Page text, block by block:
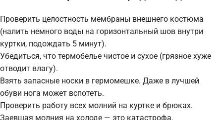
Проверить целостность мембраны внешнего костюма
(налить немного воды на горизонтальный шов внутри
куртки, подождать 5 минут).
Убедиться, что термобелье чистое и сухое (грязное хуже
отводит влагу).
Взять запасные носки в гермомешке. Даже в лучшей
обуви нога может вспотеть.
Проверить работу всех молний на куртке и брюках.
Заевшая молния на холоде — это катастрофа.